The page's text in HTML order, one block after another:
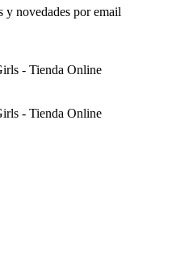
y novedades por email